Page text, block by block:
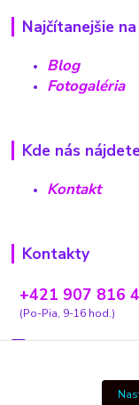
Najčítanejšie
Blog
Fotogaléria
Kde nás
Kontakt
Kontakty
+421 907 816
(Po-Pia, 9-16 hod.)